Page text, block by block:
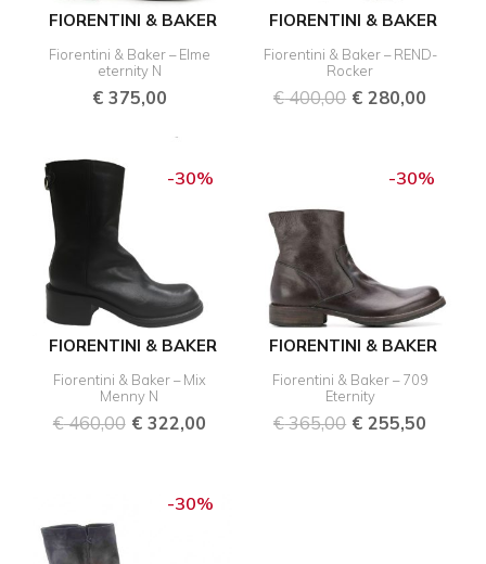
FIORENTINI & BAKER
Fiorentini & Baker – Elme
eternity N
€375,00
FIORENTINI & BAKER
Fiorentini & Baker – REND-
Rocker
€400,00 € 280,00
-30%
FIORENTINI & BAKER
Fiorentini & Baker – Mix
Menny N
€460,00
Oorspronkelijke
was:
€322,00
is:
€ 322,00.
-30%
FIORENTINI & BAKER
Fiorentini & Baker – 709
Eternity
€365,00
was:
€ 255,50
is:
-30%
was:
is: